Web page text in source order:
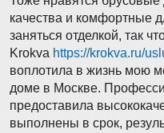
качества и комфортные
заняться отделкой, так
Krokva https://krokva.ru/
воплотила в жизнь мою
доме в Москве.
предоставила
выполнены в срок,